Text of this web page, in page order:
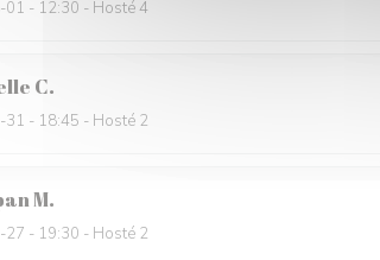
01 - 12:30 - Hosté 4
C
31 - 18:45 - Hosté 2
M
27 - 19:30 - Hosté 2